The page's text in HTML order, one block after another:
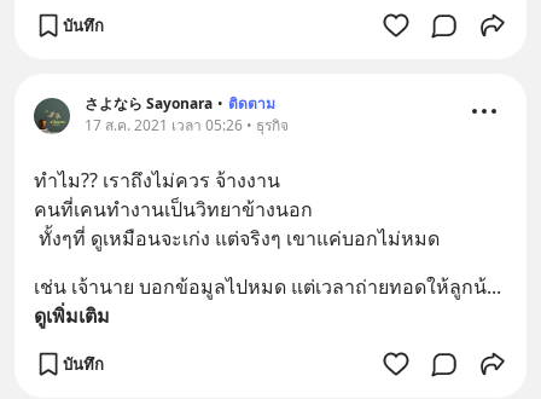
บันทึก
さよなら Sayonara • ติดตาม
17 ส.ค. 2021 เวลา 05:26 • ธุรกิจ
ทำไม?? เราถึงไม่ควร จ้างงาน
คนที่เคนทำงานเป็นวิทยาข้างนอก
ทั้งๆที่ ดูเหมือนจะเก่ง แต่จริงๆ เขาแค่บอกไม่หมด
เช่น เจ้านาย บอกข้อมูลไปหมด แต่เวลาถ่ายทอดให้ลูกน้...
ดูเพิ่มเติม
บันทึก